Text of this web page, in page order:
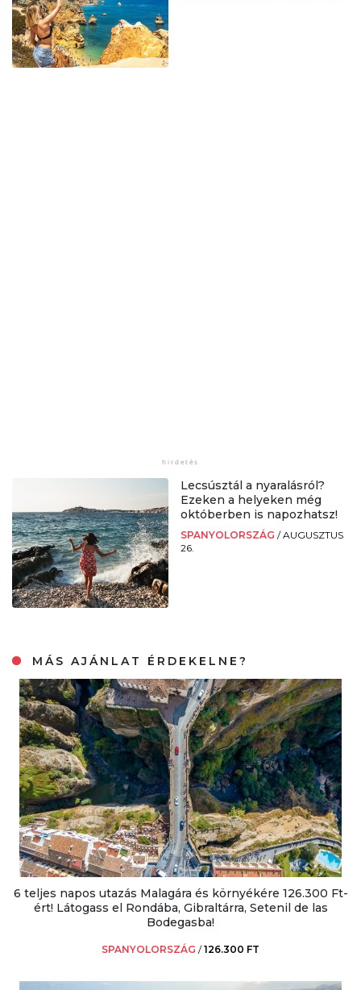
Lecsúsztál a nyaralásról?
Ezeken a helyeken még
októberben is napozhatsz!
SPANYOLORSZÁG /AUGUSZTUS
26.
MÁS AJÁNLAT ÉRDEKELNE?
6 teljes napos utazás Malagára és környékére 126.300 Ft-
ért! Látogass el Rondába, Gibraltárra, Setenil de las
Bodegasba!
SPANYOLORSZÁG /126.300 FT